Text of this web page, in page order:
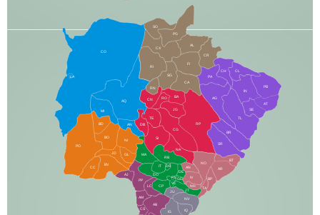
CO
AQ
MI
AN
CX
RI
AL
CR
FI
SG
BA
CA
PA
CH CL
PB
SE
TL
AG
BR
SR
BT
AR
RP
RO
JG
CG
SI
NA
TA
NH
JT
RB
MA
IT
DR
DO
CP
JU
NV
IQ
BD
BO
NI
JD
PO
BV
CC
PP
AJ
LC
AM
AB
DB
TE
CS
IG
IN
NO
BP
RN
CN
GL
AN
IV
FS
VC
GD
DE
AT
PG
SO
LA